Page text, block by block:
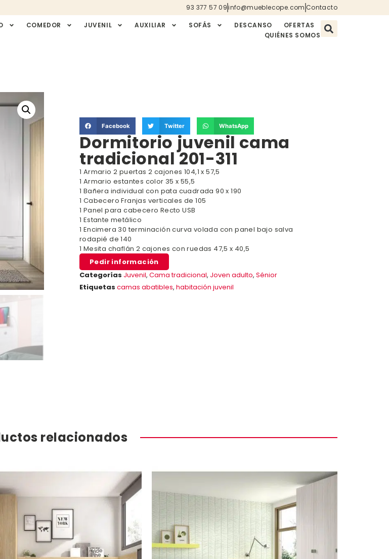
93 377 57 09info@mueblecope.com Contacto
COMEDOR JUVENIL AUXILIAR SOFÁS DESCANSO
OFERTAS
QUIÉNES SOMOS
Facebook Twitter WhatsApp
Dormitorio juvenil cama
tradicional 201-311
1 Armario 2 puertas 2 cajones 104,1 x 57,5
1 Armario estantes color 35 x 55,5
1 Bañera individual con pata cuadrada 90 x 190
1 Cabecero Franjas verticales de 105
1 Panel para cabecero Recto USB
1 Estante metálico
1 Encimera 30 terminación curva volada con panel bajo salva
rodapié de 140
1 Mesita chaflán 2 cajones con ruedas 47,5 x 40,5
Pedir información
Categorías Juvenil, Cama tradicional, Joven adulto, Sénior
Etiquetas camas abatibles, habitación juvenil
relacionados